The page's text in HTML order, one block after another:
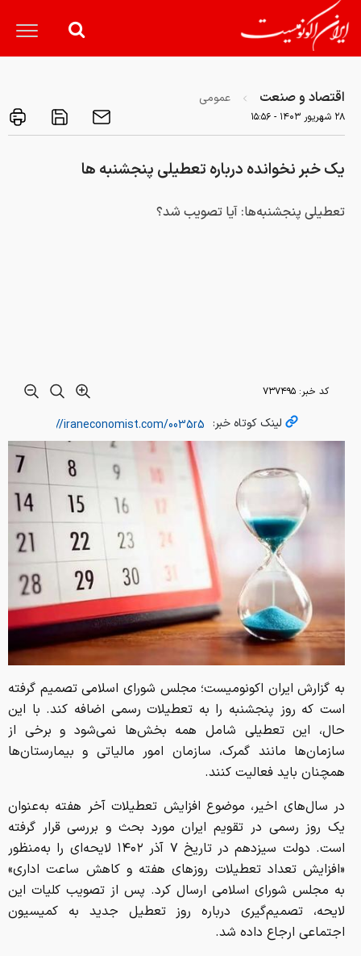
اقتصاد و صنعت عمومی
۲۸ شهريور ۱۴۰۳ - ۱۵:۵۶
یک خبر نخوانده درباره تعطیلی پنجشنبه ها
تعطیلی پنجشنبه‌ها: آیا تصویب شد؟
کد خبر: ۷۳۷۴۹۵
لینک کوتاه خبر:
به گزارش ایران اکونومیست؛ مجلس شورای اسلامی تصمیم گرفته
است که روز پنجشنبه را به تعطیلات رسمی اضافه کند. با این
حال، این تعطیلی شامل همه بخش‌ها نمی‌شود و برخی از
سازمان‌ها مانند گمرک، سازمان امور مالیاتی و بیمارستان‌ها
همچنان باید فعالیت کنند.
در سال‌های اخیر، موضوع افزایش تعطیلات آخر هفته به‌عنوان
یک روز رسمی در تقویم ایران مورد بحث و بررسی قرار گرفته
است. دولت سیزدهم در تاریخ ۷ آذر ۱۴۰۲ لایحه‌ای را به‌منظور
«افزایش تعداد تعطیلات روز‌های هفته و کاهش ساعت اداری»
به مجلس شورای اسلامی ارسال کرد. پس از تصویب کلیات این
لایحه، تصمیم‌گیری درباره روز تعطیل جدید به کمیسیون
اجتماعی ارجاع داده شد.